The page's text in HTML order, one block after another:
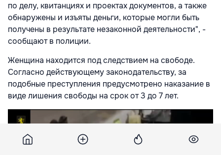
по делу, квитанциях и проектах документов, а также
обнаружены и изъяты деньги, которые могли быть
получены в результате незаконной деятельности", -
сообщают в полиции.
Женщина находится под следствием на свободе.
Согласно действующему законодательству, за
подобные преступления предусмотрено наказание в
виде лишения свободы на срок от 3 до 7 лет.